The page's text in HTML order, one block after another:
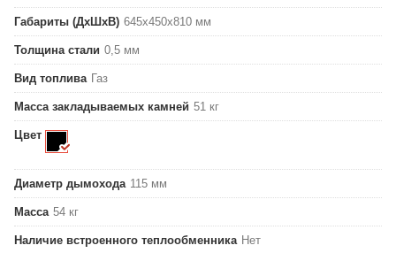
Габариты (ДхШхВ) 645х450х810 мм
Толщина стали 0,5 мм
Вид топлива Газ
Масса закладываемых камней 51 кг
Цвет
Диаметр дымохода 115 мм
Масса 54 кг
Наличие встроенного теплообменника Нет